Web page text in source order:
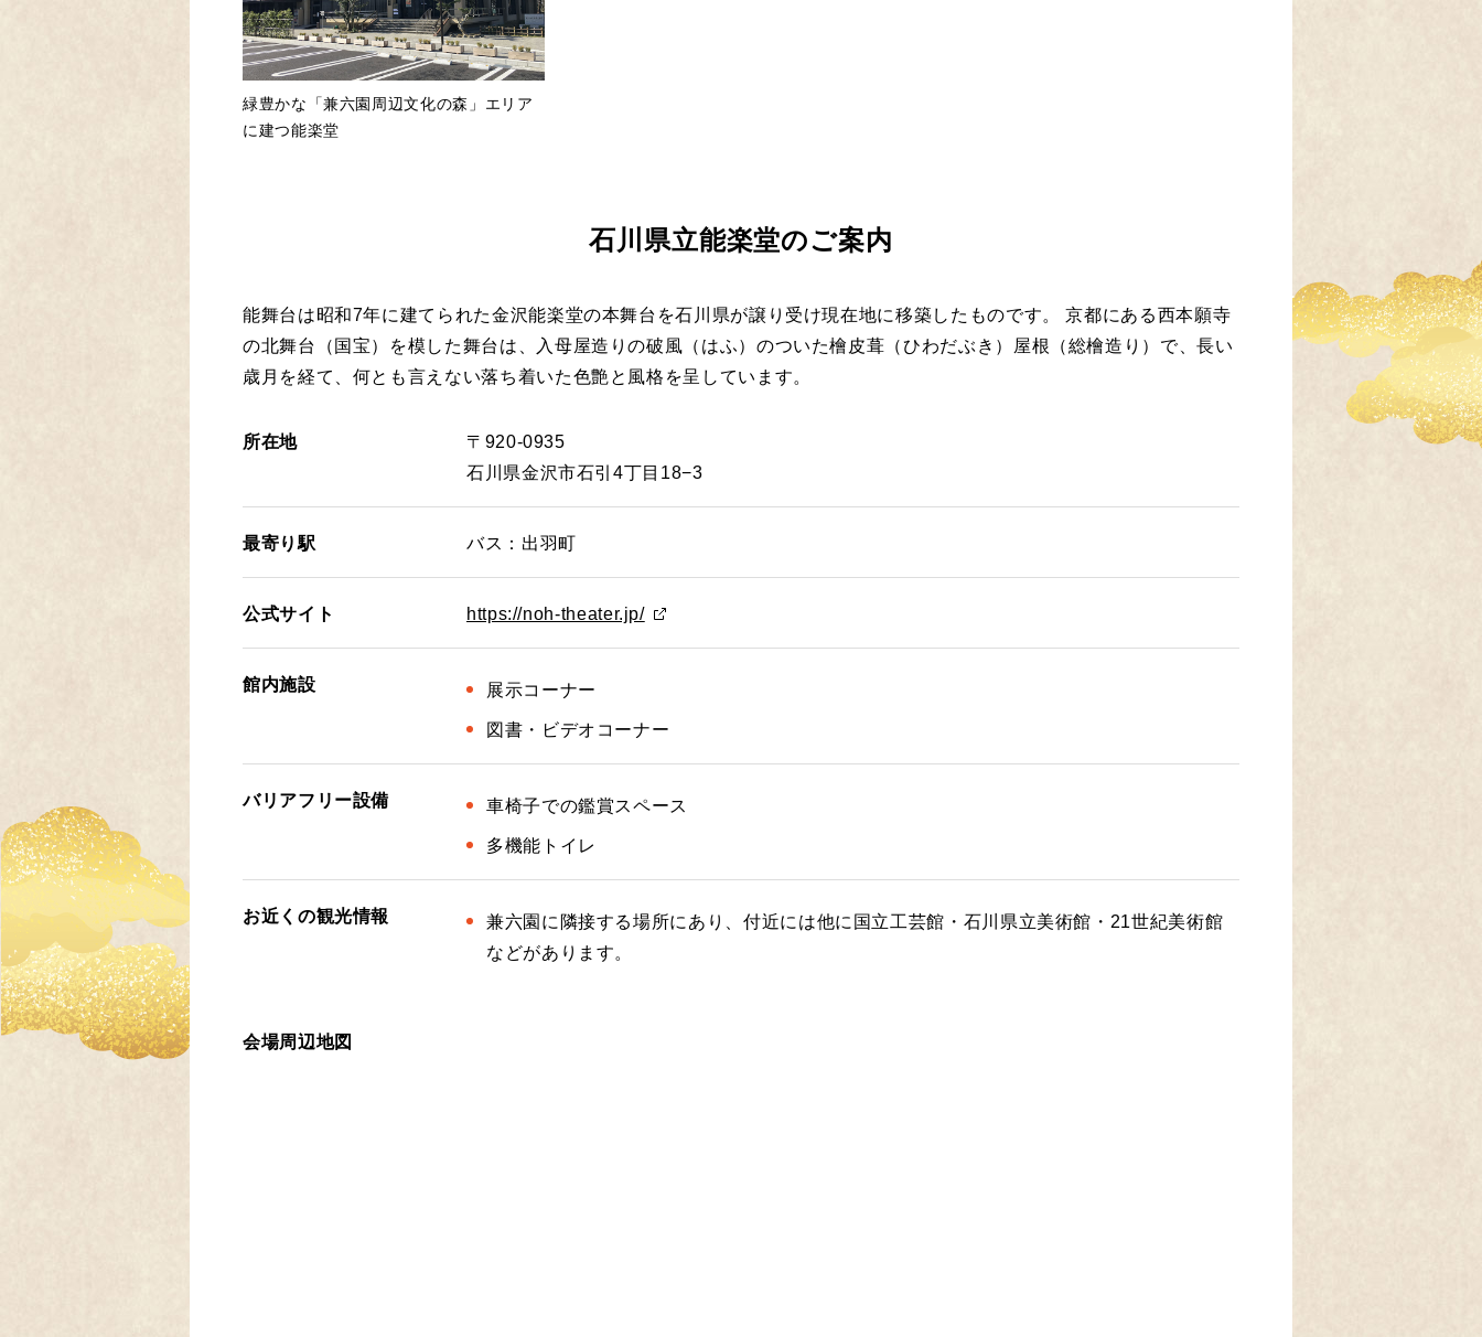
緑豊かな「兼六園周辺文化の森」エリア
に建つ能楽堂
石川県立能楽堂のご案内
能舞台は昭和7年に建てられた金沢能楽堂の本舞台を石川県が譲り受け現在地に移築したものです。 京都にある西本願寺
の北舞台（国宝）を模した舞台は、入母屋造りの破風（はふ）のついた檜皮葺（ひわだぶき）屋根（総檜造り）で、長い
歳月を経て、何とも言えない落ち着いた色艶と風格を呈しています。
所在地
〒920-0935
石川県金沢市石引4丁目18−3
最寄り駅 バス：出羽町
公式サイト https://noh-theater.jp/
館内施設 展示コーナー
図書・ビデオコーナー
バリアフリー設備 車椅子での鑑賞スペース
多機能トイレ
お近くの観光情報
兼六園に隣接する場所にあり、付近には他に国立工芸館・石川県立美術館・21世紀美術館
などがあります。
会場周辺地図